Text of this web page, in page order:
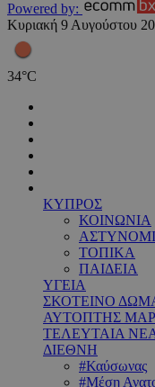
Powered by:
Κυριακή 9 Αυγούστου
34°C
ΚΥΠΡΟΣ
ΚΟΙΝΩΝΙΑ
ΤΟΠΙΚΑ
ΠΑΙΔΕΙΑ
ΥΓΕΙΑ
ΣΚΟΤΕΙΝΟ
ΑΥΤΟΠΤΗΣ
ΤΕΛΕΥΤΑΙΑ
ΔΙΕΘΝΗ
#Καύσωνας
#Μέση